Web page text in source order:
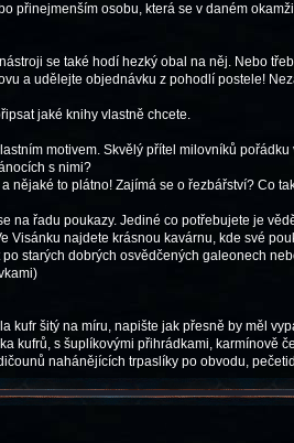
přinejmenším osobu, která se v daném
se také hodí hezký obal na něj. Nebo
a udělejte objednávku z pohodlí postele!
jaké knihy vlastně chcete.
motivem. Skvělý přítel milovníků
s nimi?
to plátno! Zajímá se o řezbářství? Co
řadu poukazy. Jediné co potřebujete je
Visánku najdete krásnou kavárnu, kde své
starých dobrých osvědčených galeonech
kufr šitý na míru, napište jak přesně by měl
kufrů, s šuplíkovými přihrádkami, karmínově
nahánějících trpaslíky po obvodu,